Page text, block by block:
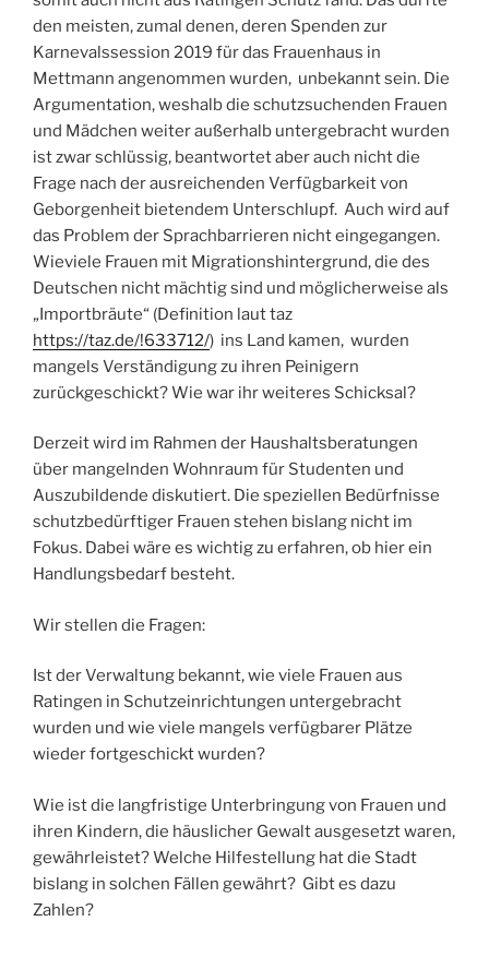
den meisten, zumal denen, deren Spenden zur
Karnevalssession 2019 für das Frauenhaus in
Mettmann angenommen wurden, unbekannt sein. Die
Argumentation, weshalb die schutzsuchenden Frauen
und Mädchen weiter außerhalb untergebracht wurden
ist zwar schlüssig, beantwortet aber auch nicht die
Frage nach der ausreichenden Verfügbarkeit von
Geborgenheit bietendem Unterschlupf. Auch wird auf
das Problem der Sprachbarrieren nicht eingegangen.
Wieviele Frauen mit Migrationshintergrund, die des
Deutschen nicht mächtig sind und möglicherweise als
„Importbräute“ (Definition laut taz
https://taz.de/!633712/) ins Land kamen, wurden
mangels Verständigung zu ihren Peinigern
zurückgeschickt? Wie war ihr weiteres Schicksal?
Derzeit wird im Rahmen der Haushaltsberatungen
über mangelnden Wohnraum für Studenten und
Auszubildende diskutiert. Die speziellen Bedürfnisse
schutzbedürftiger Frauen stehen bislang nicht im
Fokus. Dabei wäre es wichtig zu erfahren, ob hier ein
Handlungsbedarf besteht.
Wir stellen die Fragen:
Ist der Verwaltung bekannt, wie viele Frauen aus
Ratingen in Schutzeinrichtungen untergebracht
wurden und wie viele mangels verfügbarer Plätze
wieder fortgeschickt wurden?
Wie ist die langfristige Unterbringung von Frauen und
ihren Kindern, die häuslicher Gewalt ausgesetzt waren,
gewährleistet? Welche Hilfestellung hat die Stadt
bislang in solchen Fällen gewährt? Gibt es dazu
Zahlen?